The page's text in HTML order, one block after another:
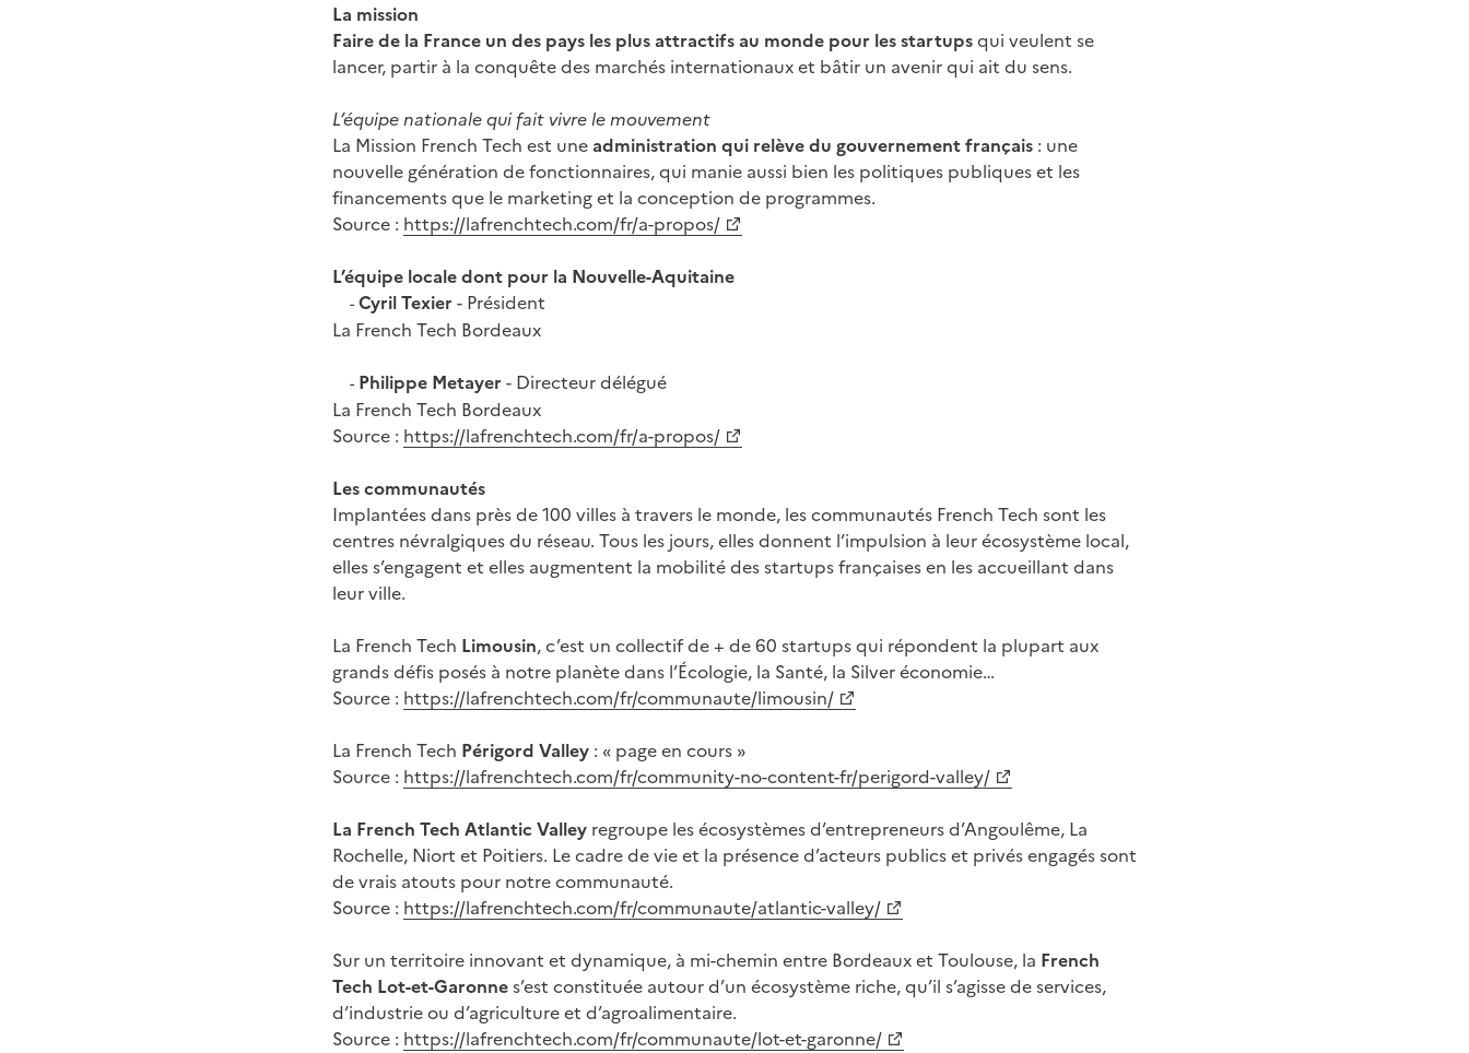
La mission
Faire de la France un des pays les plus attractifs au monde pour les startupsqui veulent se
lancer, partir à la conquête des marchés internationaux et bâtir un avenir qui ait du sens.
L’équipe nationale qui fait vivre le mouvement
La Mission French Tech est uneadministration qui relève du gouvernement français : une
nouvelle génération de fonctionnaires, qui manie aussi bien les politiques publiques et les
financements que le marketing et la conception de programmes.
Source : https://lafrenchtech.com/fr/a-propos/
L’équipe locale dont pour la Nouvelle-Aquitaine
-Cyril Texier - Président
La French Tech Bordeaux
- Philippe Metayer - Directeur délégué
La French Tech Bordeaux
Source : https://lafrenchtech.com/fr/a-propos/
Les communautés
Implantées dans près de 100 villes à travers le monde, les communautés French Tech sont les
centres névralgiques du réseau. Tous les jours, elles donnent l’impulsion à leur écosystème local,
elles s’engagent et elles augmentent la mobilité des startups françaises en les accueillant dans
leur ville.
La French Tech Limousin, c’est un collectif de + de 60 startups qui répondent la plupart aux
grands défis posés à notre planète dans l’Écologie, la Santé, la Silver économie…
Source : https://lafrenchtech.com/fr/communaute/limousin/
La French Tech Périgord Valley : « page en cours »
Source : https://lafrenchtech.com/fr/community-no-content-fr/perigord-valley/
La French Tech Atlantic Valley regroupe les écosystèmes d’entrepreneurs d’Angoulême, La
Rochelle, Niort et Poitiers. Le cadre de vie et la présence d’acteurs publics et privés engagés sont
de vrais atouts pour notre communauté.
Source : https://lafrenchtech.com/fr/communaute/atlantic-valley/
Sur un territoire innovant et dynamique, à mi-chemin entre Bordeaux et Toulouse, la French
Tech Lot-et-Garonnes’est constituée autour d’un écosystème riche, qu’il s’agisse de services,
d’industrie ou d’agriculture et d’agroalimentaire.
Source : https://lafrenchtech.com/fr/communaute/lot-et-garonne/